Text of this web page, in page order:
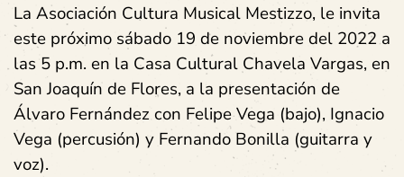
La Asociación Cultura Musical Mestizzo, le invita
este próximo sábado 19 de noviembre del 2022 a
las 5 p.m. en la Casa Cultural Chavela Vargas, en
San Joaquín de Flores, a la presentación de
Álvaro Fernández con Felipe Vega (bajo), Ignacio
Vega (percusión) y Fernando Bonilla (guitarra y
voz).